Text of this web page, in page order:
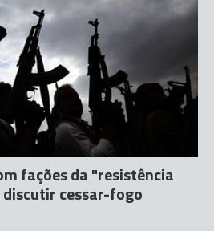
fações da "resistência
cessar-fogo